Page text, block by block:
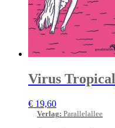
Virus Tropical
€ 19,60
Verlag: Parallelallee